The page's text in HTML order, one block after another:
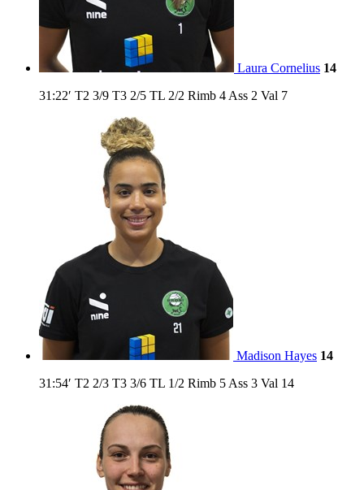
Laura Cornelius 14
31:22′ T2 3/9 T3 2/5 TL 2/2 Rimb 4 Ass 2 Val 7
Madison Hayes 14
31:54′ T2 2/3 T3 3/6 TL 1/2 Rimb 5 Ass 3 Val 14